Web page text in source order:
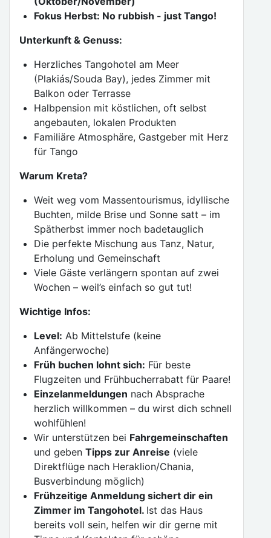
Fokus Herbst: No rubbish - just Tango!
Unterkunft & Genuss:
Herzliches Tangohotel am Meer
(Plakiás/Souda Bay), jedes Zimmer mit
Balkon oder Terrasse
Halbpension mit köstlichen, oft selbst
angebauten, lokalen Produkten
Familiäre Atmosphäre, Gastgeber mit Herz
für Tango
Warum Kreta?
Weit weg vom Massentourismus, idyllische
Buchten, milde Brise und Sonne satt – im
Spätherbst immer noch badetauglich
Die perfekte Mischung aus Tanz, Natur,
Erholung und Gemeinschaft
Viele Gäste verlängern spontan auf zwei
Wochen – weil’s einfach so gut tut!
Wichtige Infos:
Level: Ab Mittelstufe (keine
Anfängerwoche)
Früh buchen lohnt sich: Für beste
Flugzeiten und Frühbucherrabatt für Paare!
Einzelanmeldungen nach Absprache
herzlich willkommen – du wirst dich schnell
wohlfühlen!
Wir unterstützen bei Fahrgemeinschaften
und geben Tipps zur Anreise (viele
Direktflüge nach Heraklion/Chania,
Busverbindung möglich)
Frühzeitige Anmeldung sichert dir ein
Zimmer im Tangohotel. Ist das Haus
bereits voll sein, helfen wir dir gerne mit